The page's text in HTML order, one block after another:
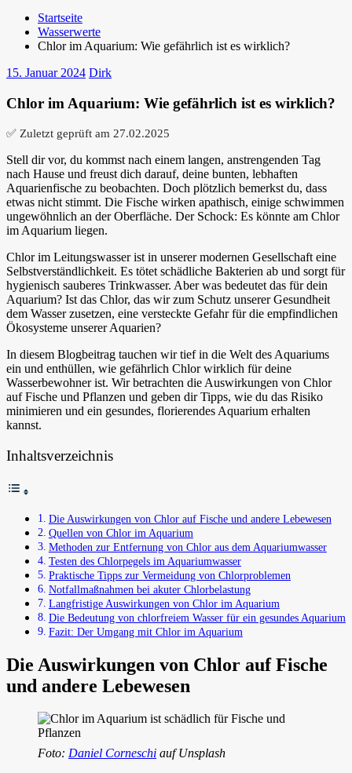
Startseite
Wasserwerte
Chlor im Aquarium: Wie gefährlich ist es wirklich?
15. Januar 2024 Dirk
Chlor im Aquarium: Wie gefährlich ist es wirklich?
✅ Zuletzt geprüft am 27.02.2025
Stell dir vor, du kommst nach einem langen, anstrengenden Tag
nach Hause und freust dich darauf, deine bunten, lebhaften
Aquarienfische zu beobachten. Doch plötzlich bemerkst du, dass
etwas nicht stimmt. Die Fische wirken apathisch, einige schwimmen
ungewöhnlich an der Oberfläche. Der Schock: Es könnte am Chlor
im Aquarium liegen.
Chlor im Leitungswasser ist in unserer modernen Gesellschaft eine
Selbstverständlichkeit. Es tötet schädliche Bakterien ab und sorgt für
hygienisch sauberes Trinkwasser. Aber was bedeutet das für dein
Aquarium? Ist das Chlor, das wir zum Schutz unserer Gesundheit
dem Wasser zusetzen, eine versteckte Gefahr für die empfindlichen
Ökosysteme unserer Aquarien?
In diesem Blogbeitrag tauchen wir tief in die Welt des Aquariums
ein und enthüllen, wie gefährlich Chlor wirklich für deine
Wasserbewohner ist. Wir betrachten die Auswirkungen von Chlor
auf Fische und Pflanzen und geben dir Tipps, wie du das Risiko
minimieren und ein gesundes, florierendes Aquarium erhalten
kannst.
Inhaltsverzeichnis
Die Auswirkungen von Chlor auf Fische und andere Lebewesen
Quellen von Chlor im Aquarium
Methoden zur Entfernung von Chlor aus dem Aquariumwasser
Testen des Chlorpegels im Aquariumwasser
Praktische Tipps zur Vermeidung von Chlorproblemen
Notfallmaßnahmen bei akuter Chlorbelastung
Langfristige Auswirkungen von Chlor im Aquarium
Die Bedeutung von chlorfreiem Wasser für ein gesundes Aquarium
Fazit: Der Umgang mit Chlor im Aquarium
Die Auswirkungen von Chlor auf Fische
und andere Lebewesen
Foto: Daniel Corneschi auf Unsplash